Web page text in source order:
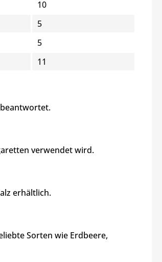
10
5
5
11
beantwortet.
verwendet wird.
erhältlich.
Sorten wie Erdbeere,